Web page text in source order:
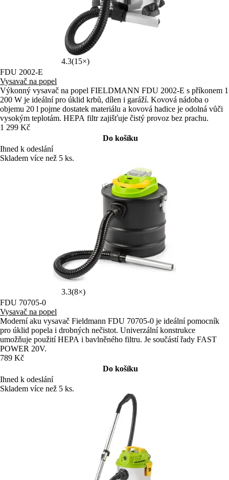
4.3(15×)
FDU 2002-E
Vysavač na popel
Výkonný vysavač na popel FIELDMANN FDU 2002-E s příkonem 1
200 W je ideální pro úklid krbů, dílen i garáží. Kovová nádoba o
objemu 20 l pojme dostatek materiálu a kovová hadice je odolná vůči
vysokým teplotám. HEPA filtr zajišťuje čistý provoz bez prachu.
1 299 Kč
Do košíku
Ihned k odeslání
Skladem více než 5 ks.
3.3(8×)
FDU 70705-0
Vysavač na popel
Moderní aku vysavač Fieldmann FDU 70705-0 je ideální pomocník
pro úklid popela i drobných nečistot. Univerzální konstrukce
umožňuje použití HEPA i bavlněného filtru. Je součástí řady FAST
POWER 20V.
789 Kč
Do košíku
Ihned k odeslání
Skladem více než 5 ks.